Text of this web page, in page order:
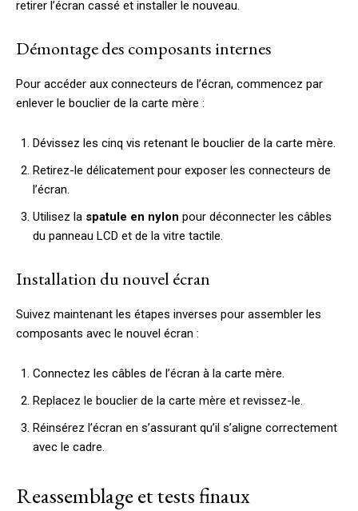
retirer l’écran cassé et installer le nouveau.
Démontage des composants internes
Pour accéder aux connecteurs de l’écran, commencez par
enlever le bouclier de la carte mère :
Dévissez les cinq vis retenant le bouclier de la carte mère.
Retirez-le délicatement pour exposer les connecteurs de
l’écran.
Utilisez la spatule en nylon pour déconnecter les câbles
du panneau LCD et de la vitre tactile.
Installation du nouvel écran
Suivez maintenant les étapes inverses pour assembler les
composants avec le nouvel écran :
Connectez les câbles de l’écran à la carte mère.
Replacez le bouclier de la carte mère et revissez-le.
Réinsérez l’écran en s’assurant qu’il s’aligne correctement
avec le cadre.
Reassemblage et tests finaux